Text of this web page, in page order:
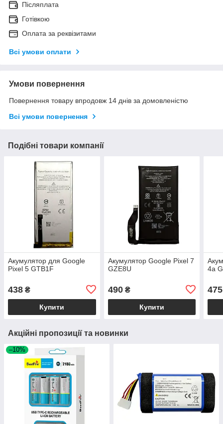
Післяплата
Готівкою
Оплата за реквізитами
Всі умови оплати
Умови повернення
Повернення товару впродовж 14 днів за домовленістю
Всі умови повернення
Подібні товари компанії
Акумулятор для Google
Pixel 5 GTB1F
438 ₴
Купити
Акумулятор Google Pixel 7
GZE8U
490₴
Купити
4a
475
Акційні пропозиції та новинки
–10%